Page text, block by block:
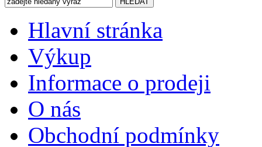
Hlavní stránka
Výkup
Informace o prodeji
O nás
Obchodní podmínky